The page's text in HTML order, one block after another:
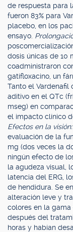
de respuesta para
fueron 83% para
placebo, en los
ensayo.
dosis únicas de 10
coadministraron
gatifloxacino, un
Tanto el Vardenafil
aditivo en el QTc
mseg) en
el impacto clínico
Efectos en la visión:
evaluación de la
mg (dos veces la
ningún efecto de
la agudeza visual,
latencia del ERG,
de hendidura. Se
alteración leve y
colores en la
después del
horas y habían